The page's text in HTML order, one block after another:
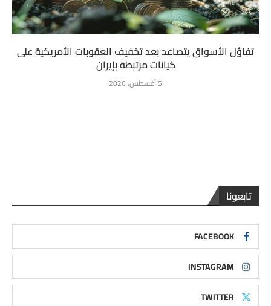
تفاؤل الأسواق يتصاعد بعد تخفيف العقوبات الأمريكية على
كيانات مرتبطة بإيران
5 أغسطس، 2026
تابعونا
FACEBOOK
INSTAGRAM
TWITTER